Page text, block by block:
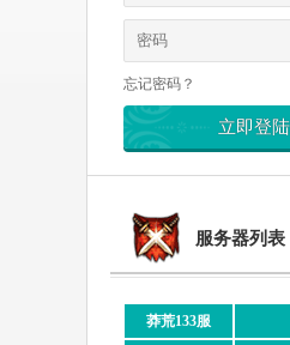
忘记密码？
服务器列表
莽荒133服